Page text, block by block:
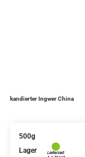
kandierter Ingwer China
500g
Lager